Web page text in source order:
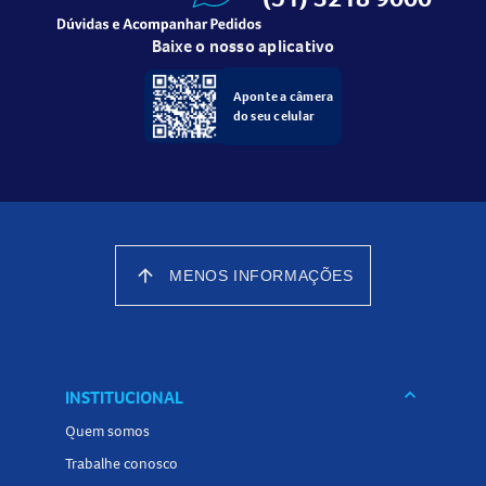
Baixe o nosso aplicativo
Aponte a câmera
do seu celular
arrow_upward MENOS INFORMAÇÕES
INSTITUCIONAL keyboard_arrow_down
Quem somos
Trabalhe conosco